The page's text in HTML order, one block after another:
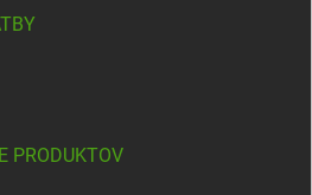
PRODUKTOV